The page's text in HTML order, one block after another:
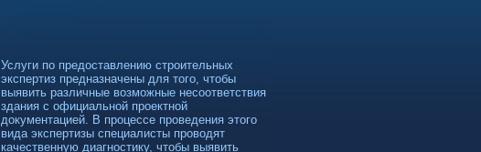
Услуги по предоставлению строительных
экспертиз предназначены для того, чтобы
выявить различные возможные несоответствия
здания с официальной проектной
документацией. В процессе проведения этого
вида экспертизы специалисты проводят
качественную диагностику, чтобы выявить